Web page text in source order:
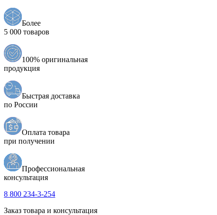
Более
5 000 товаров
100% оригинальная
продукция
Быстрая доставка
по России
Оплата товара
при получении
Профессиональная
консультация
8 800 234-3-254
Заказ товара и консультация